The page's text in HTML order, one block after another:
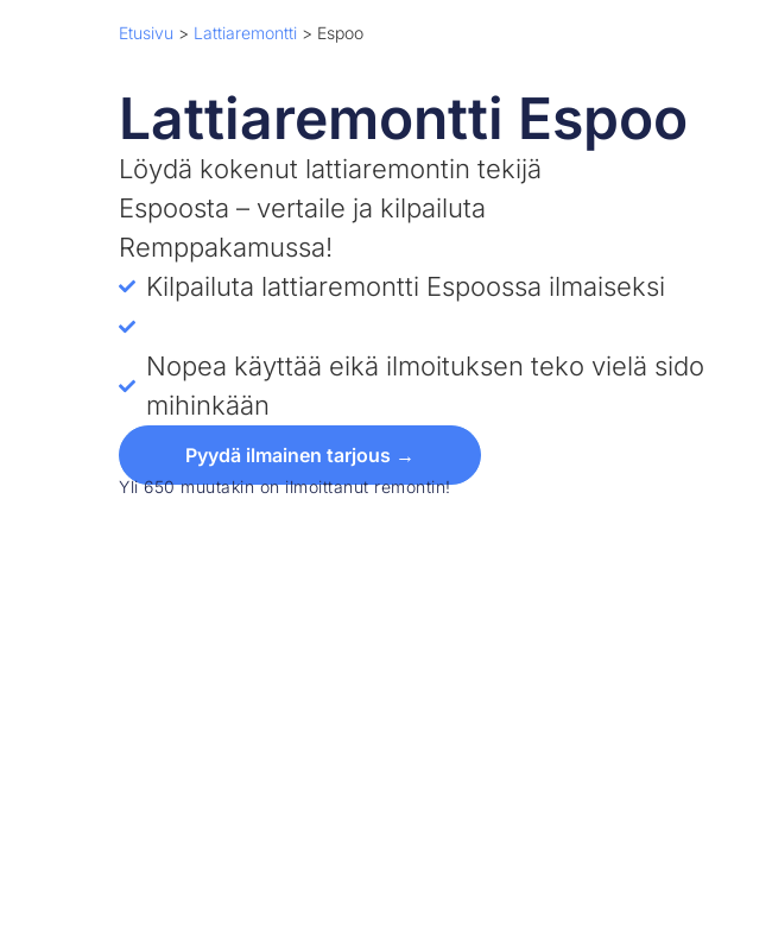
Etusivu > Lattiaremontti > Espoo
Lattiaremontti Espoo
Löydä kokenut lattiaremontin tekijä
Espoosta – vertaile ja kilpailuta
Remppakamussa!
Kilpailuta lattiaremontti Espoossa ilmaiseksi
Nopea käyttää eikä ilmoituksen teko vielä sido
mihinkään
Pyydä ilmainen tarjous →
Yli 650 muutakin on ilmoittanut remontin!